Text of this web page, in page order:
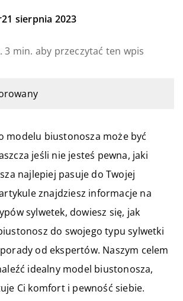
21 sierpnia 2023
3 min. aby przeczytać ten wpis
modelu biustonosza może być
jeśli nie jesteś pewna, jaki
najlepiej pasuje do Twojej
znajdziesz informacje na
sylwetek, dowiesz się, jak
do swojego typu sylwetki
od ekspertów. Naszym celem
idealny model biustonosza,
Ci komfort i pewność siebie.